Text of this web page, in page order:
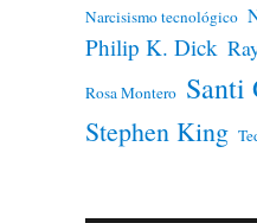
Narcisismo tecnológico
Philip K. Dick
Rosa Montero Santi
Stephen King